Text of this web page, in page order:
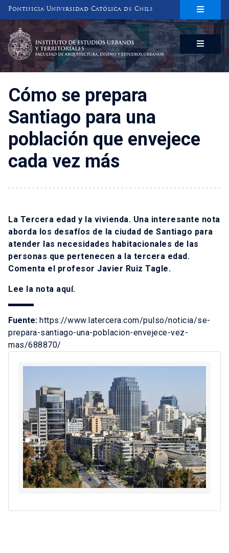
Pontificia Universidad Católica de Chile
INSTITUTO DE ESTUDIOS URBANOS
Y TERRITORIALES
FACULTAD DE ARQUITECTURA, DISEÑO Y ESTUDIOS URBANOS
Cómo se prepara
Santiago para una
población que envejece
cada vez más
La Tercera edad y la vivienda. Una interesante nota
aborda los desafíos de la ciudad de Santiago para
atender las necesidades habitacionales de las
personas que pertenecen a la tercera edad.
Comenta el profesor Javier Ruiz Tagle.
Lee la nota aquí.
Fuente: https://www.latercera.com/pulso/noticia/se-
prepara-santiago-una-poblacion-envejece-vez-
mas/688870/